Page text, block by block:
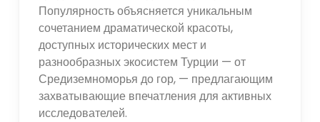
Популярность объясняется уникальным
сочетанием драматической красоты,
доступных исторических мест и
разнообразных экосистем Турции — от
Средиземноморья до гор, — предлагающим
захватывающие впечатления для активных
исследователей.